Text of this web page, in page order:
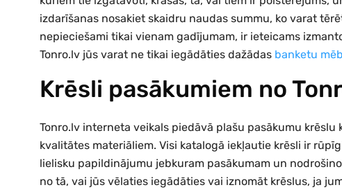
izdarīšanas nosakiet skaidru naudas summu, ko varat
nepieciešami tikai vienam gadījumam, ir ieteicams
Tonro.lv jūs varat ne tikai iegādāties dažādas banketu
Krēsli pasākumiem no
Tonro.lv interneta veikals piedāvā plašu pasākumu
kvalitātes materiāliem. Visi katalogā iekļautie krēsli ir
lielisku papildinājumu jebkuram pasākumam un
no tā, vai jūs vēlaties iegādāties vai iznomāt krēslus, ja